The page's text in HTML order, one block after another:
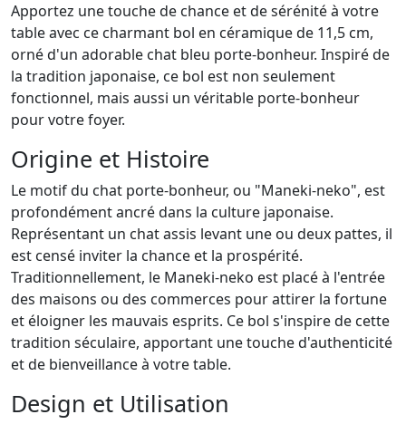
Apportez une touche de chance et de sérénité à votre
table avec ce charmant bol en céramique de 11,5 cm,
orné d'un adorable chat bleu porte-bonheur. Inspiré de
la tradition japonaise, ce bol est non seulement
fonctionnel, mais aussi un véritable porte-bonheur
pour votre foyer.
Origine et Histoire
Le motif du chat porte-bonheur, ou "Maneki-neko", est
profondément ancré dans la culture japonaise.
Représentant un chat assis levant une ou deux pattes, il
est censé inviter la chance et la prospérité.
Traditionnellement, le Maneki-neko est placé à l'entrée
des maisons ou des commerces pour attirer la fortune
et éloigner les mauvais esprits. Ce bol s'inspire de cette
tradition séculaire, apportant une touche d'authenticité
et de bienveillance à votre table.
Design et Utilisation